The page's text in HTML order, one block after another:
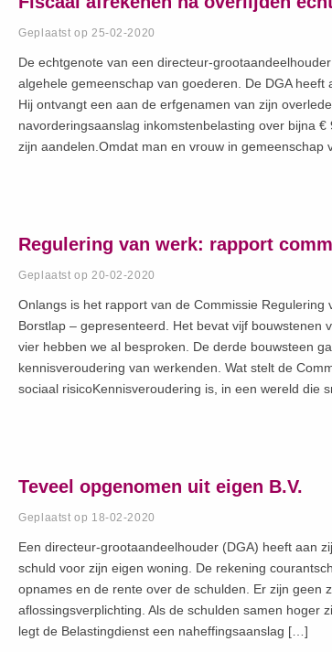
Geplaatst op 25-02-2020
De echtgenote van een directeur-
algehele gemeenschap van goederen. De DGA heeft
Hij ontvangt een aan de erfgenamen van zijn
navorderingsaanslag inkomstenbelasting over bijna
zijn aandelen.Omdat man en vrouw in
Regulering van werk: rapport
Geplaatst op 20-02-2020
Onlangs is het rapport van de Commissie Regulering
Borstlap – gepresenteerd. Het bevat vijf bouwstenen
vier hebben we al besproken. De derde bouwsteen
kennisveroudering van werkenden. Wat stelt de
sociaal risicoKennisveroudering is, in een wereld die
Teveel opgenomen uit eigen B.V.
Geplaatst op 18-02-2020
Een directeur-grootaandeelhouder (DGA) heeft aan
schuld voor zijn eigen woning. De rekening
opnames en de rente over de schulden. Er zijn geen
aflossingsverplichting. Als de schulden samen hoger
legt de Belastingdienst een naheffingsaanslag […]